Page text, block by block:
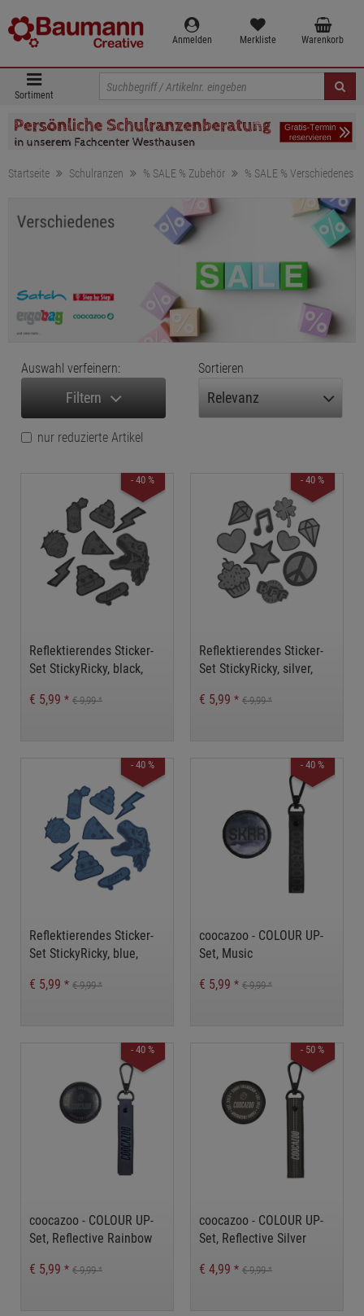
Anmelden Merkliste Warenkorb
Sortiment
Startseite Schulranzen % SALE % Zubehör % SALE % Verschiedenes
Auswahl verfeinern:
Filtern
Sortieren
nur reduzierte Artikel
- 40 %
Reflektierendes Sticker-
Set StickyRicky, black,
Sticker
€ 5,99 * € 9,99*
- 40 %
Reflektierendes Sticker-
Set StickyRicky, silver,
Sticker
€ 5,99 * € 9,99*
- 40 %
Reflektierendes Sticker-
Set StickyRicky, blue,
Sticker
€ 5,99 * € 9,99*
- 40 %
coocazoo - COLOUR UP-
Set, Music
€ 5,99 * € 9,99*
- 40 %
coocazoo - COLOUR UP-
Set, Reflective Rainbow
€ 5,99 * € 9,99*
- 50 %
coocazoo - COLOUR UP-
Set, Reflective Silver
€ 4,99 * € 9,99*